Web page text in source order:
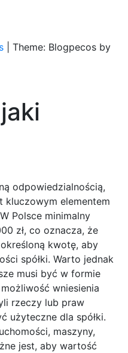
Theme: Blogpecos by
odpowiedzialnością,
kluczowym elementem
Polsce minimalny
zł, co oznacza, że
kwotę, aby
spółki. Warto jednak
musi być w formie
wniesienia
rzeczy lub praw
użyteczne dla spółki.
maszyny,
jest, aby wartość